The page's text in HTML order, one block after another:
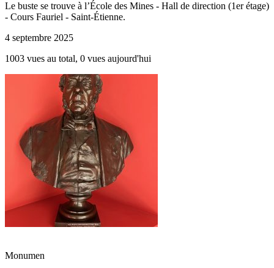
Le buste se trouve à l’École des Mines - Hall de direction (1er étage)
- Cours Fauriel - Saint-Étienne.
4 septembre 2025
1003 vues au total, 0 vues aujourd'hui
Monumen